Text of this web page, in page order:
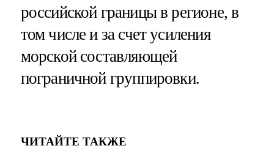
российской границы в регионе, в
том числе и за счет усиления
морской составляющей
пограничной группировки.
ЧИТАЙТЕ ТАКЖЕ